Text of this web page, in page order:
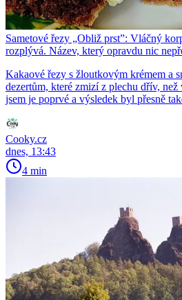
Sametové řezy „Obliž prst”: Vláčný
rozplývá. Název, který opravdu nic
Kakaové řezy s žloutkovým krémem a
dezertům, které zmizí z plechu dřív,
jsem je poprvé a výsledek byl přesně
Cooky.cz
dnes, 13:43
4 min